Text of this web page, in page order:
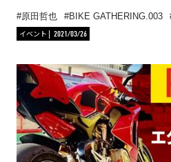
原田哲也 BIKE GATHERING.003
イベント
2021/03/26